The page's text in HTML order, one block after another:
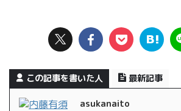
この記事を書いた人 最新記事
asukanaito